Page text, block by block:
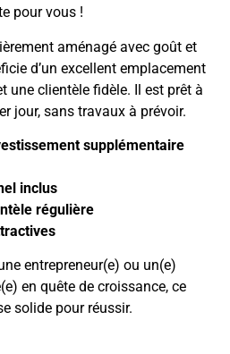
pour vous !
aménagé avec goût et
d’un excellent emplacement
une clientèle fidèle. Il est prêt à
jour, sans travaux à prévoir.
supplémentaire
inclus
régulière
entrepreneur(e) ou un(e)
en quête de croissance, ce
solide pour réussir.